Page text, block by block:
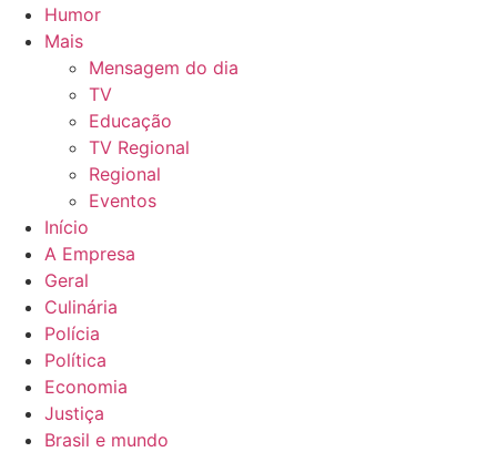
Humor
Mais
Mensagem do dia
TV
Educação
TV Regional
Regional
Eventos
Início
A Empresa
Geral
Culinária
Polícia
Política
Economia
Justiça
Brasil e mundo